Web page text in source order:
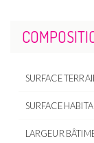
SURFACE
SURFACE
LARGEUR